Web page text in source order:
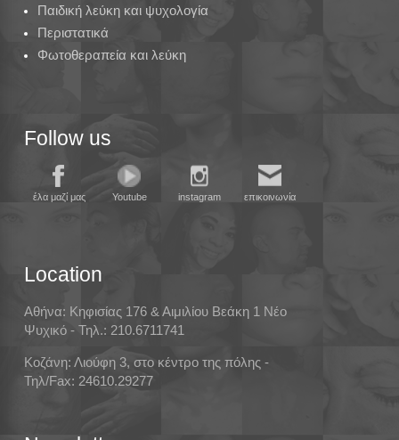
Παιδική λεύκη και ψυχολογία
Περιστατικά
Φωτοθεραπεία και λεύκη
Follow us
έλα μαζί μας Youtube instagram επικοινωνία
Location
Αθήνα: Κηφισίας 176 & Αιμιλίου Βεάκη 1 Νέο
Ψυχικό - Τηλ.: 210.6711741
Κοζάνη: Λιούφη 3, στο κέντρο της πόλης -
Τηλ/Fax: 24610.29277